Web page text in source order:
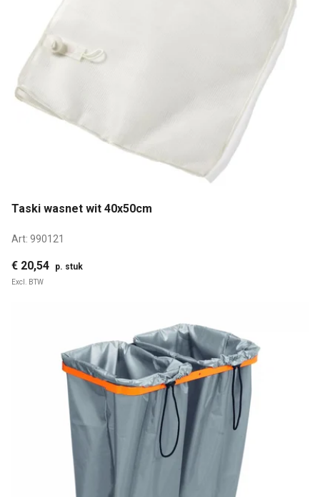
Taski wasnet wit 40x50cm
Art: 990121
€ 20,54 p. stuk
Excl. BTW